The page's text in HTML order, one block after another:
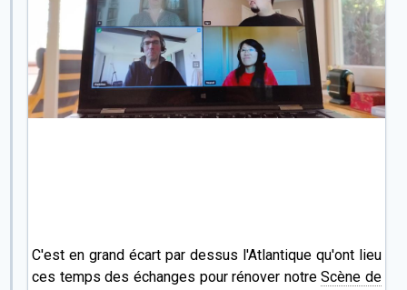
C'est en grand écart par dessus l'Atlantique qu'ont lieu
ces temps des échanges pour rénover notreScène de